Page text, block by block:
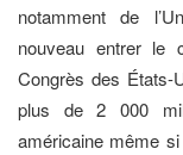
notamment de
nouveau entrer le
Congrès des États-
plus de 2 000
américaine même